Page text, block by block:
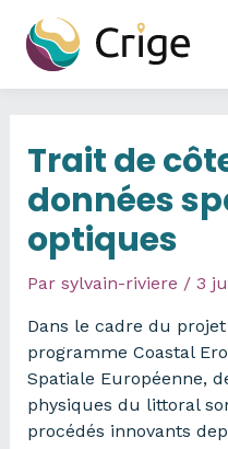
contenu
Trait de
données
optiques
Par sylvain-riviere / 3
Dans le cadre du
programme Coastal
Spatiale Européenne,
physiques du littoral
procédés innovants